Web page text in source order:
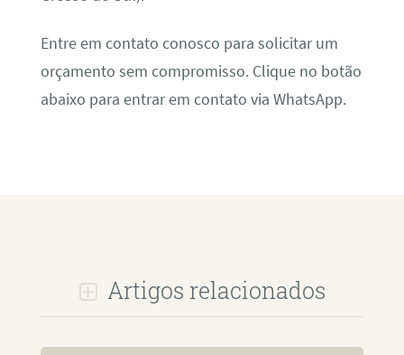
Entre em contato conosco para solicitar um
orçamento sem compromisso. Clique no botão
abaixo para entrar em contato via WhatsApp.
Artigos relacionados